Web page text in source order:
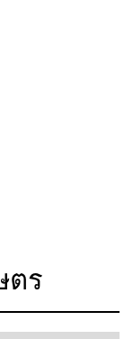
ตร